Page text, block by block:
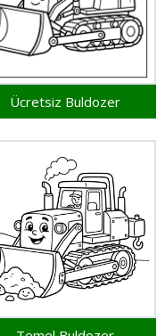
Ücretsiz Buldozer